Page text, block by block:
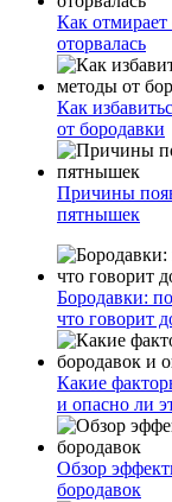
Как отмирает
оторвалась
Как
от бородавки
Причины
пятнышек
Бородавки:
что говорит
Какие
и опасно ли
Обзор
бородавок